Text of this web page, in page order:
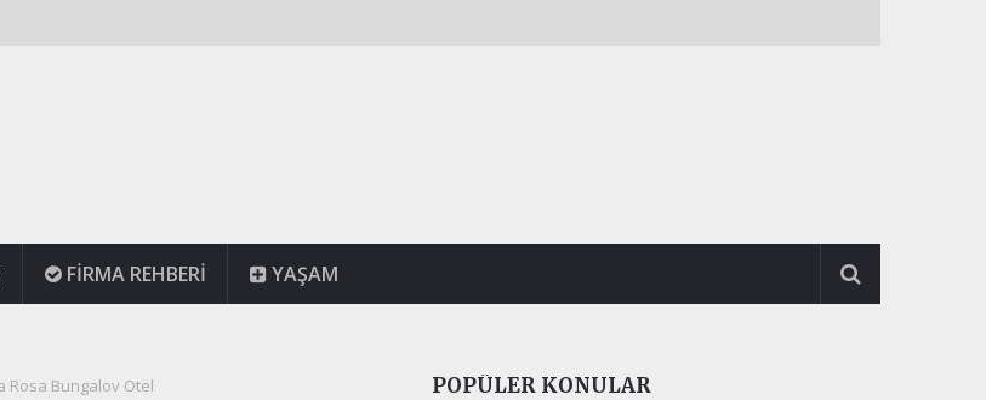
FIRMA REHBERI YAŞAM
Rosa Bungalov Otel POPÜLER KONULAR